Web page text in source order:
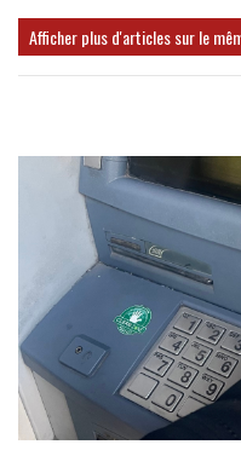
Afficher plus d'articles sur le